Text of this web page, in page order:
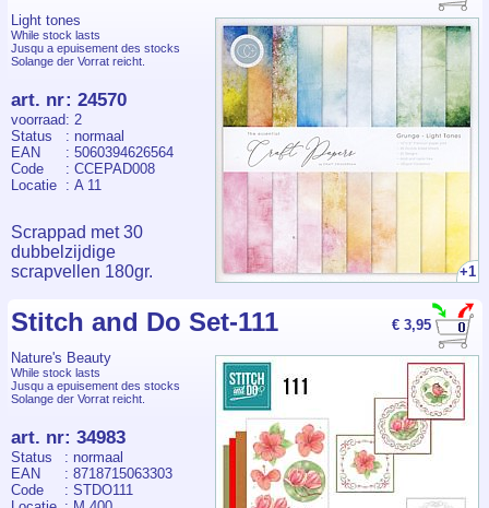
Light tones
+1
While stock lasts
Jusqu a epuisement des stocks
Solange der Vorrat reicht.
art. nr: 24570
voorraad: 2
Status
: normaal
EAN
: 5060394626564
Code
: CCEPAD008
Locatie : A 11
Scrappad met 30
dubbelzijdige
scrapvellen 180gr.
€ 3,95
Stitch and Do Set-111
Nature's Beauty
While stock lasts
Jusqu a epuisement des stocks
Solange der Vorrat reicht.
art. nr: 34983
Status
: normaal
EAN
: 8718715063303
Code
: STDO111